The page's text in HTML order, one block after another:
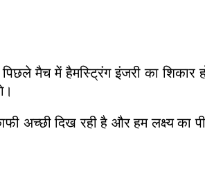
पिछले मैच में हैमस्ट्रिंग इंजरी का
अच्छी दिख रही है और हम लक्ष्य का